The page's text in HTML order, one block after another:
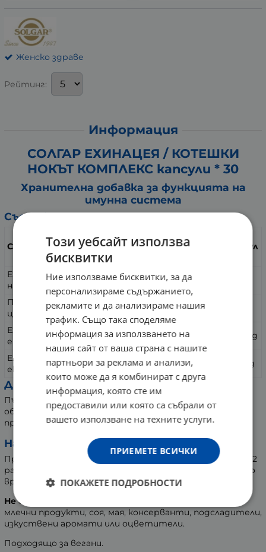
Женско здраве
Рейтинг:
Информация
СОЛГАР ЕХИНАЦЕЯ / КОТЕШКИ
НОКЪТ КОМПЛЕКС капсули * 30
Хранителна добавка за функцията на
имунна система
Състав:
Съдържание
капсул
Ехинацея пурпурна (Echinacea purpurea) от
надземни части на прах
Перуански котешки нокът(Uncaria tomentosa)
цяла кора екстракт на прах (3:1)
Ехинацея пурпурна(Echinacea purpurea)
екстракт от корен на прах (4:1)
150 mg
Ехинацея ангустифолия (Echinacea angustifolia)
екстракт от корен на прах
50 mg
Други съставки:
Пълнител: малтодекстрин; Растителна капсулна
обвивка: хидроксипропилметил целулоза; агенти
против слепване: растителен магнезиев стеарат.
Начин на употреба:
Приема се като хранителна добавка за възрастни по 2
растителни капсули дневно с чаша вода, най-добре по
време на хранене.
Не съдържа
млечни продукти, соя, мая, консерванти, подсладители,
изкуствени аромати или оцветители.
Подходящо за вегани.
Този уебсайт използва
бисквитки
Ние използваме бисквитки, за да
персонализираме съдържанието,
рекламите и да анализираме нашия
трафик. Също така споделяме
информация за използването на
нашия сайт от ваша страна с нашите
партньори за реклама и анализи,
които може да я комбинират с друга
информация, която сте им
предоставили или която са събрали от
вашето използване на техните услуги.
ПРИЕМЕТЕ ВСИЧКИ
ПОКАЖЕТЕ ПОДРОБНОСТИ